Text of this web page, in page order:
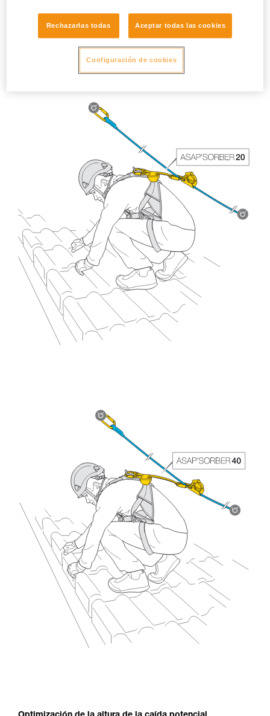
La longitud del ASAP’SORBER 40 ofrece al trabajador más
Rechazarlas todas Aceptar todas las cookies
Configuración de cookies